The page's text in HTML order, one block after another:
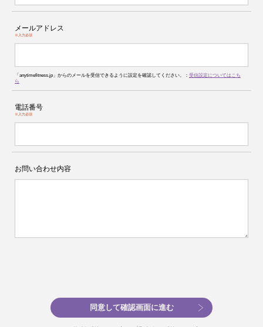
メールアドレス
※入力必須
「anytimefitness.jp」からのメールを受信できるように設定を確認してください。： 受信設定についてはこち
ら
電話番号
※入力必須
お問い合わせ内容